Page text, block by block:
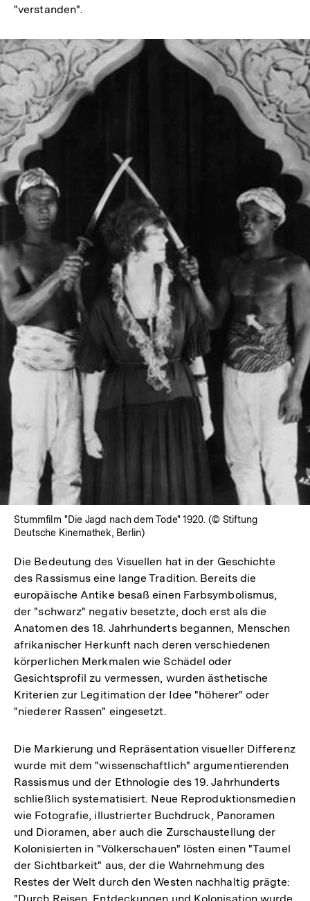
"verstanden".
In
Lightbox
öffnen
Stummfilm "Die Jagd nach dem Tode" 1920. (© Stiftung
Deutsche Kinemathek, Berlin)
Die Bedeutung des Visuellen hat in der Geschichte
des Rassismus eine lange Tradition. Bereits die
europäische Antike besaß einen Farbsymbolismus,
der "schwarz" negativ besetzte, doch erst als die
Anatomen des 18. Jahrhunderts begannen, Menschen
afrikanischer Herkunft nach deren verschiedenen
körperlichen Merkmalen wie Schädel oder
Gesichtsprofil zu vermessen, wurden ästhetische
Kriterien zur Legitimation der Idee "höherer" oder
"niederer Rassen" eingesetzt.
Die Markierung und Repräsentation visueller Differenz
wurde mit dem "wissenschaftlich" argumentierenden
Rassismus und der Ethnologie des 19. Jahrhunderts
schließlich systematisiert. Neue Reproduktionsmedien
wie Fotografie, illustrierter Buchdruck, Panoramen
und Dioramen, aber auch die Zurschaustellung der
Kolonisierten in "Völkerschauen" lösten einen "Taumel
der Sichtbarkeit" aus, der die Wahrnehmung des
Restes der Welt durch den Westen nachhaltig prägte: